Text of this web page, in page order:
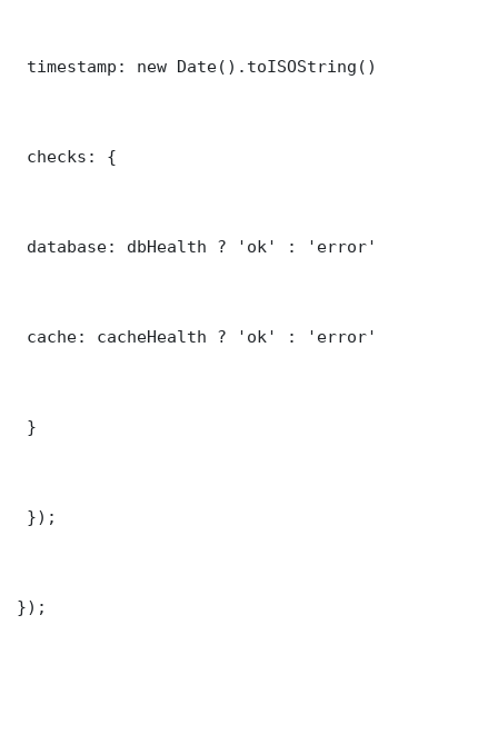
timestamp: new Date().toISOString()
checks: {
database: dbHealth ? 'ok' : 'error'
cache: cacheHealth ? 'ok' : 'error'
}
});
});